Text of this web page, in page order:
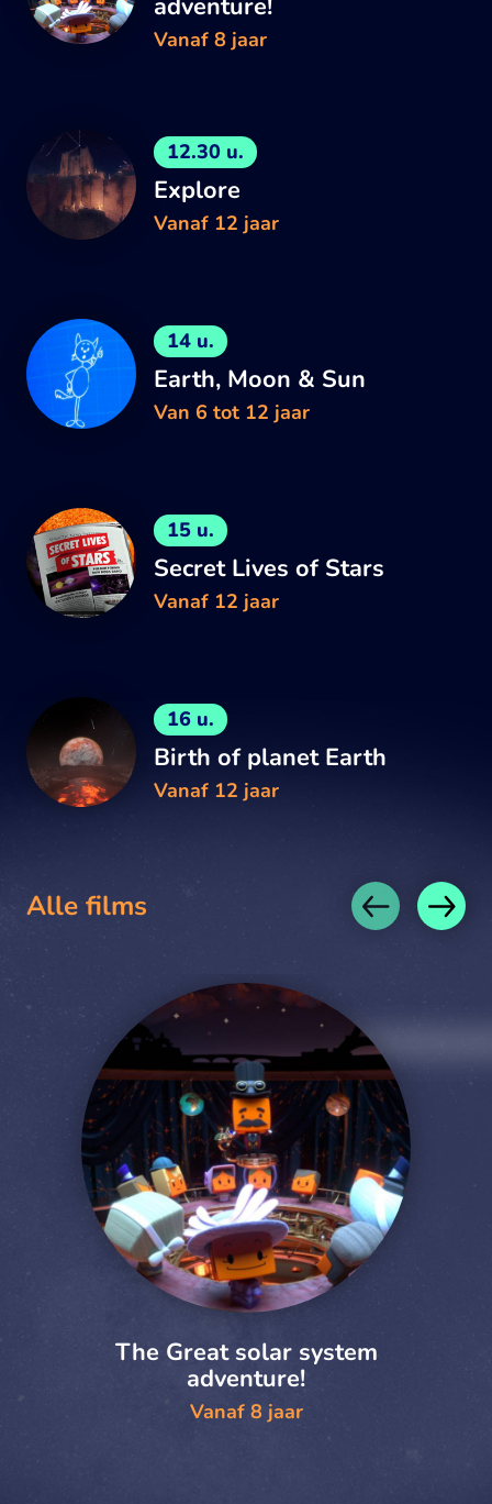
adventure!
Vanaf 8 jaar
12.30 u.
Explore
Vanaf 12 jaar
14 u.
Earth, Moon & Sun
Van 6 tot 12 jaar
15 u.
Secret Lives of Stars
Vanaf 12 jaar
16 u.
Birth of planet Earth
Vanaf 12 jaar
Alle films
The Great solar system
adventure!
Vanaf 8 jaar